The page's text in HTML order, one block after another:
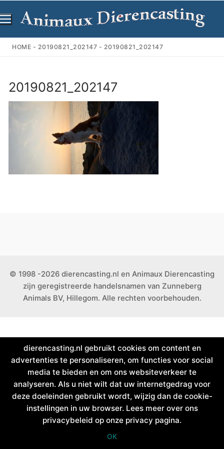
naar
inhoud
HOME - 20190821_202147 - 20190821_202147
20190821_202147
© 1998 -2026 dierencasting.nl en Animaux Dierencasting
zijn geregistreerde handelsnamen van Zunneberg
Animals BV, Hillegom. Alle rechten voorbehouden.
dierencasting.nl gebruikt cookies om content en
advertenties te personaliseren, om functies voor social
media te bieden en om ons websiteverkeer te
analyseren. Als u niet wilt dat uw internetgedrag voor
deze doeleinden gebruikt wordt, wijzig dan de cookie-
instellingen in uw browser. Lees meer over ons
privacybeleid op onze privacy pagina.
OK